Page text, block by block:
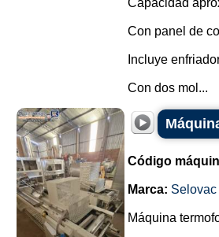
Capacidad
Con panel de
Incluye
Con dos mol...
Código
Marca: Selovac
Máquina